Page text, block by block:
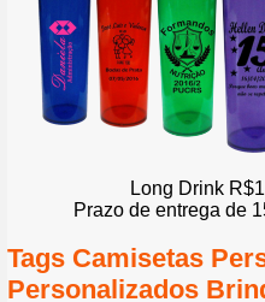
Long Drink
Prazo de entrega de
Tags Camisetas
Personalizados